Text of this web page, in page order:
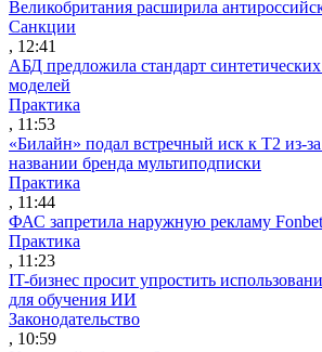
Великобритания расширила
Санкции
, 12:41
АБД предложила стандарт
моделей
Практика
, 11:53
«Билайн» подал встречный иск к Т2 из-
названии бренда мультиподписки
Практика
, 11:44
ФАС запретила наружную рекламу Fonbet
Практика
, 11:23
IT-бизнес просит упростить
для обучения ИИ
Законодательство
, 10:59